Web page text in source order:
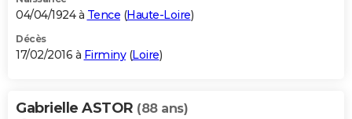
04/04/1924 à Tence (Haute-Loire)
Décès
17/02/2016 à Firminy(Loire)
Gabrielle ASTOR (88 ans)